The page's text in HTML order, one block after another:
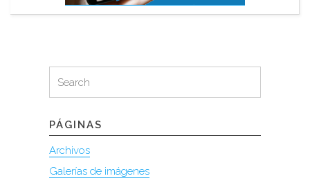
for:
Search
PÁGINAS
Archivos
Galerías de imágenes